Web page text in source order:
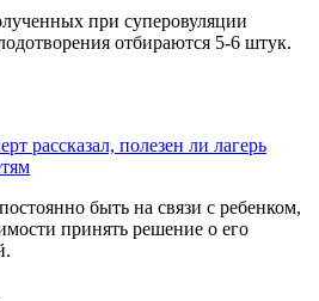
при суперовуляции
отбираются 5-6 штук.
рассказал, полезен ли лагерь
быть на связи с ребенком,
принять решение о его